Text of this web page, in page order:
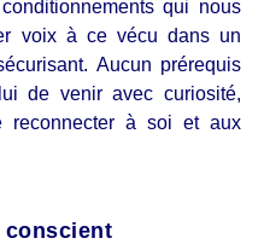
qui nous
voix à ce vécu dans un
Aucun prérequis
de venir avec curiosité,
à soi et aux
conscient